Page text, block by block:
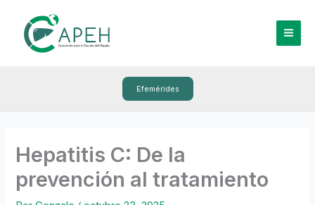
contenido
Efemérides
Hepatitis C: De la
prevención al tratamiento